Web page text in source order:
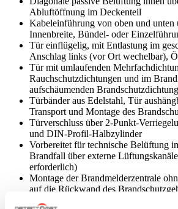
Abluftöffnung im Deckenteil
Kabeleinführung von oben und unten
Innenbreite, Bündel- oder
Tür einflügelig, mit Entlastung im
Anschlag links (vor Ort wechelbar),
Tür mit umlaufenden
Rauchschutzdichtungen und im
aufschäumenden
Türbänder aus Edelstahl, Tür
Transport und Montage des
Türverschluss über 2-Punkt-
und DIN-Profil-Halbzylinder
Vorbereitet für technische Belüftung
Brandfall über externe
erforderlich)
Montage der Brandmelderzentrale
auf die Rückwand des
Unterfahrbarer Sockel, Sockelblende